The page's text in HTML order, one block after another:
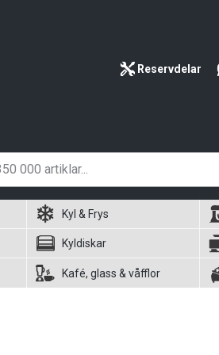
Reservdelar
Kyl & Frys
Kyldiskar
Kafé, glass & våfflor